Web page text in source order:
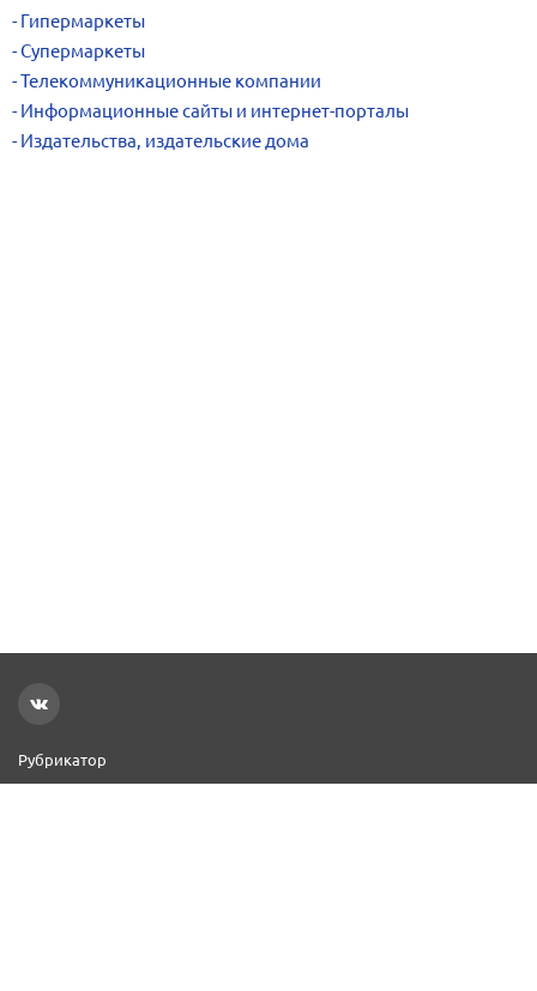
Гипермаркеты
Супермаркеты
Телекоммуникационные компании
Информационные сайты и интернет-порталы
Издательства, издательские дома
Рубрикатор